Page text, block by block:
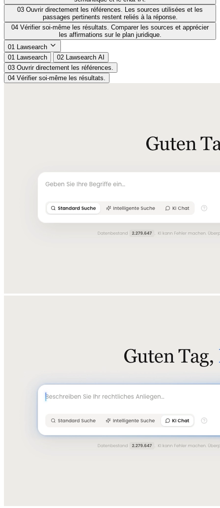
03 Ouvrir directement les références. Les sources utilisées et les
passages pertinents restent reliés à la réponse.
04 Vérifier soi-même les résultats. Comparer les sources et apprécier
les affirmations sur le plan juridique.
01 Lawsearch
01 Lawsearch 02 Lawsearch AI
03 Ouvrir directement les références.
04 Vérifier soi-même les résultats.